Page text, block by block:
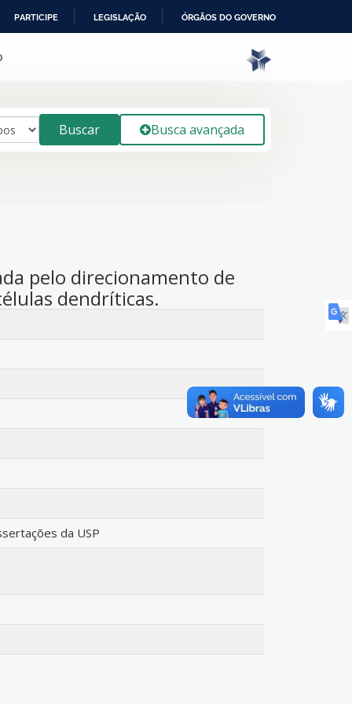
PARTICIPE LEGISLAÇÃO ÓRGÃOS DO GOVERNO
Buscar Busca avançada
pelo direcionamento de
dendríticas.
da USP